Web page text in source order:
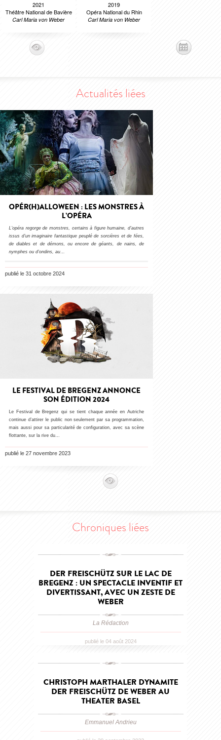
2021
Théâtre National de Bavière
Carl Maria von Weber
2019
Opéra National du Rhin
Carl Maria von Weber
Actualités liées
OPÉR(H)ALLOWEEN : LES MONSTRES À
L’OPÉRA
L’opéra regorge de monstres, certains à figure humaine, d’autres
issus d’un imaginaire fantastique peuplé de sorcières et de fées,
de diables et de démons, ou encore de géants, de nains, de
nymphes ou d’ondins, au…
publié le 31 octobre 2024
LE FESTIVAL DE BREGENZ ANNONCE
SON ÉDITION 2024
Le Festival de Bregenz qui se tient chaque année en Autriche
continue d’attirer le public non seulement par sa programmation,
mais aussi pour sa particularité de configuration, avec sa scène
flottante, sur la rive du…
publié le 27 novembre 2023
Chroniques liées
DER FREISCHÜTZ SUR LE LAC DE
BREGENZ : UN SPECTACLE INVENTIF ET
DIVERTISSANT, AVEC UN ZESTE DE
WEBER
La Rédaction
publié le 04 août 2024
CHRISTOPH MARTHALER DYNAMITE
DER FREISCHÜTZ DE WEBER AU
THEATER BASEL
Emmanuel Andrieu